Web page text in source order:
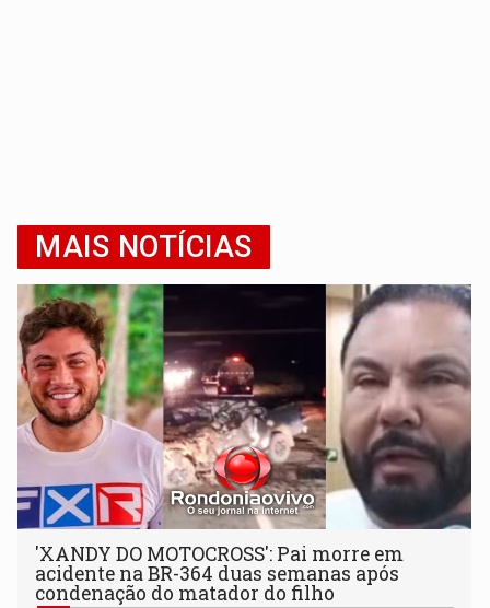
MAIS NOTÍCIAS
'XANDY DO MOTOCROSS': Pai morre em
acidente na BR-364 duas semanas após
condenação do matador do filho